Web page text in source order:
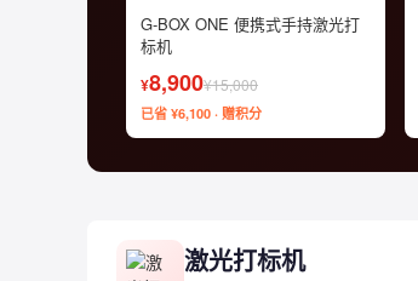
G-BOX ONE 便携式手持激光打
标机
¥8,900¥15,000
已省 ¥6,100 · 赠积分
激光打标机